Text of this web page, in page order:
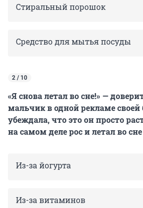
Стиральный порошок
Средство для мытья посуды
2 / 10
«Я снова летал во сне!» —
мальчик в одной рекламе своей
убеждала, что это он просто
на самом деле рос и летал во
Из-за йогурта
Из-за витаминов